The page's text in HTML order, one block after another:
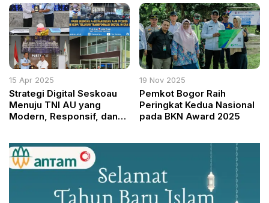
Serentak Penataan
Kawasan Wisata Unggulan
15 Apr 2025
Strategi Digital Seskoau
Menuju TNI AU yang
Modern, Responsif, dan
19 Nov 2025
Pemkot Bogor Raih
Peringkat Kedua Nasional
pada BKN Award 2025